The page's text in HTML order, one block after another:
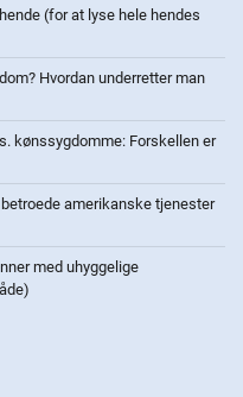
(for at lyse hele hendes
Hvordan underretter man
kønssygdomme: Forskellen er
amerikanske tjenester
med uhyggelige